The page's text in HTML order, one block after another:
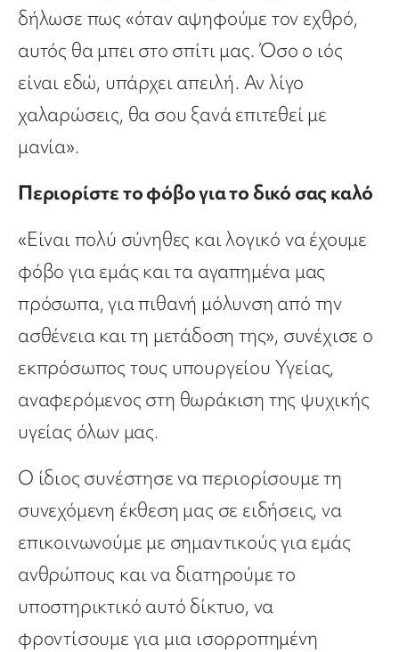
δήλωσε πως «όταν αψηφούμε τον εχθρό,
αυτός θα μπει στο σπίτι μας. Όσο ο ιός
είναι εδώ, υπάρχει απειλή. Αν λίγο
χαλαρώσεις, θα σου ξανά επιτεθεί με
μανία».
Περιορίστε το φόβο για το δικό σας καλό
«Είναι πολύ σύνηθες και λογικό να έχουμε
φόβο για εμάς και τα αγαπημένα μας
πρόσωπα, για πιθανή μόλυνση από την
ασθένεια και τη μετάδοση της», συνέχισε ο
εκπρόσωπος τους υπουργείου Υγείας,
αναφερόμενος στη θωράκιση της ψυχικής
υγείας όλων μας.
Ο ίδιος συνέστησε να περιορίσουμε τη
συνεχόμενη έκθεση μας σε ειδήσεις, να
επικοινωνούμε με σημαντικούς για εμάς
ανθρώπους και να διατηρούμε το
υποστηρικτικό αυτό δίκτυο, να
φροντίσουμε για μια ισορροπημένη